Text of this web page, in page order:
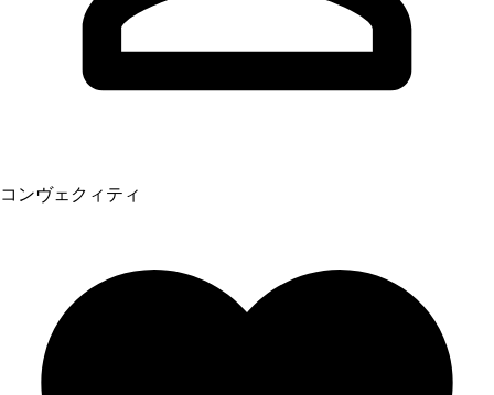
コンヴェクィティ